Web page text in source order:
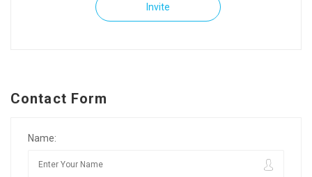
Invite
Contact Form
Name: